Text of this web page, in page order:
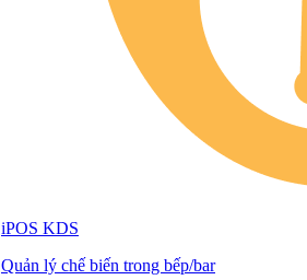
iPOS KDS
Quản lý chế biến trong bếp/bar